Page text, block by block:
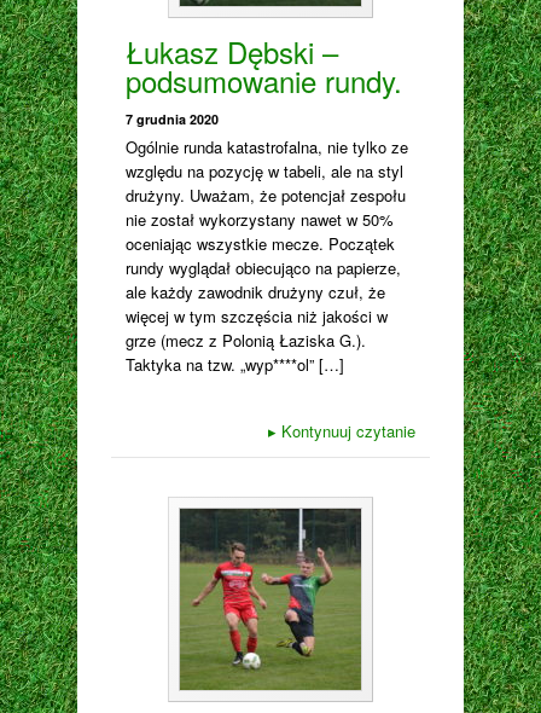
Łukasz Dębski –
podsumowanie rundy.
7 grudnia 2020
Ogólnie runda katastrofalna, nie tylko ze
względu na pozycję w tabeli, ale na styl
drużyny. Uważam, że potencjał zespołu
nie został wykorzystany nawet w 50%
oceniając wszystkie mecze. Początek
rundy wyglądał obiecująco na papierze,
ale każdy zawodnik drużyny czuł, że
więcej w tym szczęścia niż jakości w
grze (mecz z Polonią Łaziska G.).
Taktyka na tzw. „wyp****ol” […]
▸ Kontynuuj czytanie